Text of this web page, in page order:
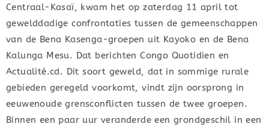
Centraal-Kasaï, kwam het op zaterdag 11 april tot
gewelddadige confrontaties tussen de gemeenschappen
van de Bena Kasenga-groepen uit Kayoko en de Bena
Kalunga Mesu. Dat berichten Congo Quotidien en
Actualité.cd. Dit soort geweld, dat in sommige rurale
gebieden geregeld voorkomt, vindt zijn oorsprong in
eeuwenoude grensconflicten tussen de twee groepen.
Binnen een paar uur veranderde een grondgeschil in een